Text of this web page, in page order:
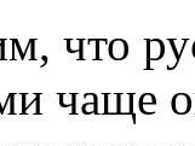
что
чаще